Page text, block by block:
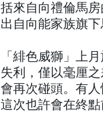
括來自向禮倫馬
出自向能家族旗下
「緋色威獅」上
失利，僅以毫厘
會再次碰頭。有
這次也許會在終